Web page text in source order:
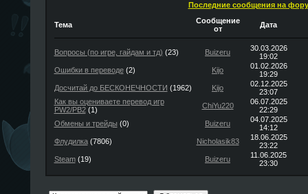
Последние сообщения на
Тема
Сообщение
от
Дата
Вопросы (по игре, гайдам и тд) (23) Buizeru
30.03.2026
19:02
Ошибки в переводе(2) Kijo
01.02.2026
19:29
Досчитай до БЕСКОНЕЧНОСТИ (1962) Kijo
02.12.2025
23:07
Как вы оцениваете перевод игр
PW2/PB2(1) ChiYu220
06.07.2025
22:29
Обмены и трейды (0) Buizeru
04.07.2025
14:12
Флудилка(7806) Nicholasik83
18.06.2025
23:22
Steam(19) Buizeru
11.06.2025
23:30